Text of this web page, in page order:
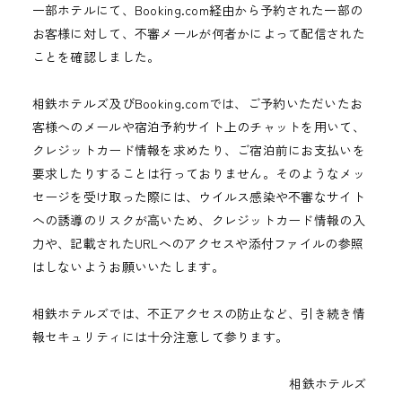
一部ホテルにて、Booking.com経由から予約された一部の
お客様に対して、不審メールが何者かによって配信された
ことを確認しました。
相鉄ホテルズ及びBooking.comでは、ご予約いただいたお
客様へのメールや宿泊予約サイト上のチャットを用いて、
クレジットカード情報を求めたり、ご宿泊前にお支払いを
要求したりすることは行っておりません。そのようなメッ
セージを受け取った際には、ウイルス感染や不審なサイト
への誘導のリスクが高いため、クレジットカード情報の入
力や、記載されたURLへのアクセスや添付ファイルの参照
はしないようお願いいたします。
相鉄ホテルズでは、不正アクセスの防止など、引き続き情
報セキュリティには十分注意して参ります。
相鉄ホテルズ